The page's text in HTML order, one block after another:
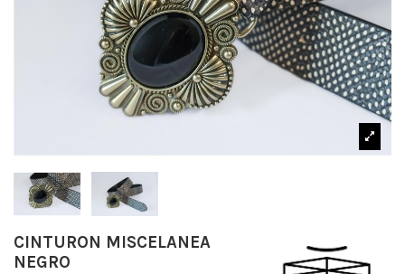
CINTURON MISCELANEA
NEGRO